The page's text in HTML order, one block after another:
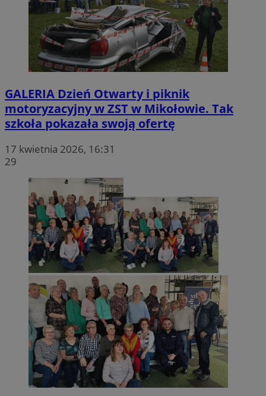
GALERIA Dzień Otwarty i piknik
motoryzacyjny w ZST w Mikołowie. Tak
szkoła pokazała swoją ofertę
17 kwietnia 2026, 16:31
29